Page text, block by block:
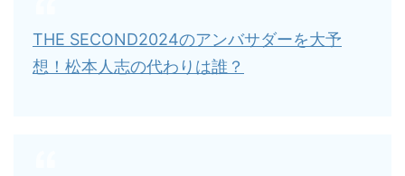
THE SECOND2024のアンバサダーを大予
想！松本人志の代わりは誰？